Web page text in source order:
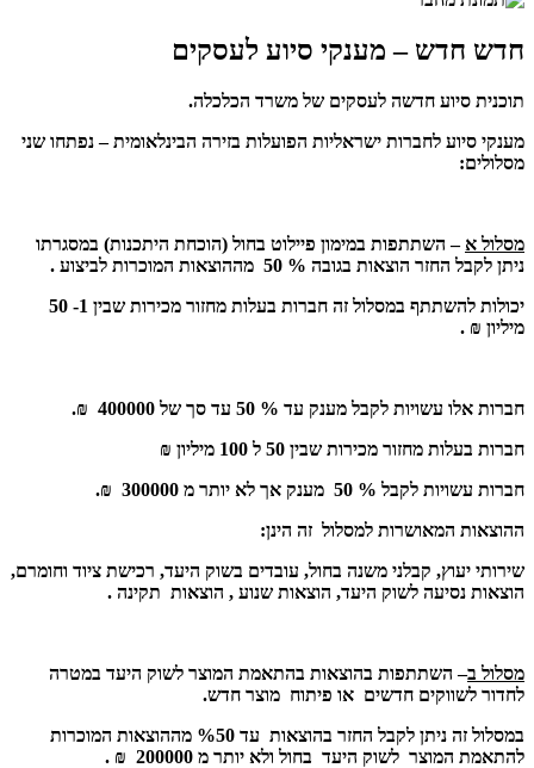
חדש חדש – מענקי סיוע לעסקים
תוכנית סיוע חדשה לעסקים של משרד הכלכלה.
מענקי סיוע לחברות ישראליות הפועלות בזירה הבינלאומית – נפתחו שני
מסלולים:
מסלול א – השתתפות במימון פיילוט בחול (הוכחת היתכנות) במסגרתו
ניתן לקבל החזר הוצאות בגובה % 50 מההוצאות המוכרות לביצוע .
יכולות להשתתף במסלול זה חברות בעלות מחזור מכירות שבין 1- 50
מיליון ₪ .
חברות אלו עשויות לקבל מענק עד % 50 עד סך של 400000 ₪.
חברות בעלות מחזור מכירות שבין 50 ל 100 מיליון ₪
חברות עשויות לקבל % 50 מענק אך לא יותר מ 300000 ₪.
ההוצאות המאושרות למסלול זה הינן:
שירותי יעוץ, קבלני משנה בחול, עובדים בשוק היעד, רכישת ציוד וחומרם,
הוצאות נסיעה לשוק היעד, הוצאות שנוע , הוצאות תקינה .
מסלול ב– השתתפות בהוצאות בהתאמת המוצר לשוק היעד במטרה
לחדור לשווקים חדשים או פיתוח מוצר חדש.
במסלול זה ניתן לקבל החזר בהוצאות עד %50 מההוצאות המוכרות
להתאמת המוצר לשוק היעד בחול ולא יותר מ 200000 ₪ .